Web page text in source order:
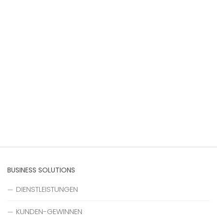
BUSINESS SOLUTIONS
DIENSTLEISTUNGEN
KUNDEN-GEWINNEN